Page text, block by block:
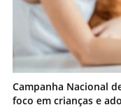
Campanha Nacional
foco em crianças e